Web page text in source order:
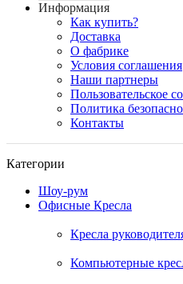
Информация
Как купить?
Доставка
О фабрике
Условия соглашения
Наши партнеры
Пользовательское
Политика
Контакты
Категории
Шоу-рум
Офисные Кресла
Кресла
Компьютерные